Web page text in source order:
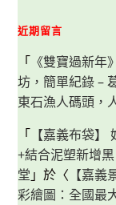
近期留言
「 《雙寶過新
坊，簡單紀錄 –
東石漁人碼頭，
「 【嘉義布袋
+結合泥塑新增
堂 」於〈 【嘉
彩繪圖：全國最